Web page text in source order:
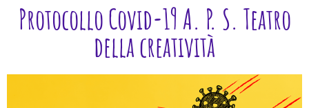
Protocollo Covid-19 A. P. S. Teatro
della creatività